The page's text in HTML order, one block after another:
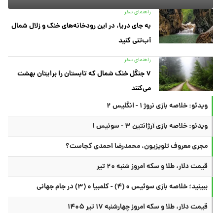
راهنمای سفر
به جای دریا، در این رودخانه‌های خنک و زلال شمال
آب‌تنی کنید
راهنمای سفر
۷ جنگل خنک شمال که تابستان را برایتان بهشت
می‌کنند
ویدئو: خلاصه بازی نروژ ۱ - انگلیس ۲
ویدئو: خلاصه بازی آرژانتین ۳ - سوئیس ۱
مجری معروف تلویزیون، محمدرضا احمدی کجاست؟
قیمت دلار، طلا و سکه امروز شنبه ۲۰ تیر
ببینید؛ خلاصه بازی سوئیس ۰ (۴) - کلمبیا ۰ (۳) در جام جهانی
قیمت دلار، طلا و سکه امروز چهارشنبه ۱۷ تیر ۱۴۰۵